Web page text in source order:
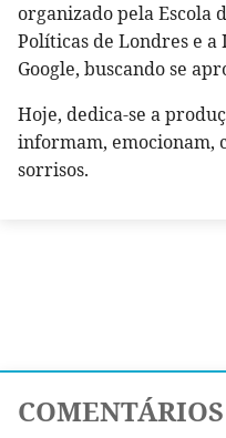
organizado pela Escola
Políticas de Londres e
Google, buscando se
Hoje, dedica-se a
informam, emocionam,
sorrisos.
COMENTÁRIOS